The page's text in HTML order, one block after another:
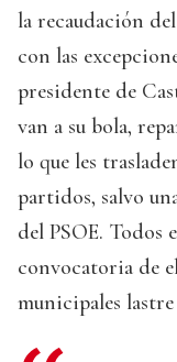
la recaudación
con las
presidente de
van a su bola,
lo que les
partidos, salvo
del PSOE. Todos
convocatoria de
municipales lastre